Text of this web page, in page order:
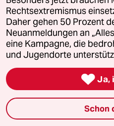
Feedback Redaktionsstatut
Leitlinie Informant
Seitenwende
Rechtsextremismus
Daher gehen 50 Prozent
Neuanmeldungen an
eine Kampagne, die
und Jugendorte
 Ja,
Schon